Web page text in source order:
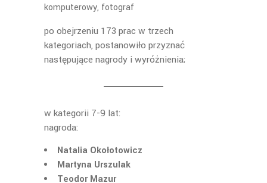
komputerowy, fotograf
po obejrzeniu 173 prac w trzech
kategoriach, postanowiło przyznać
następujące nagrody i wyróżnienia;
w kategorii 7-9 lat:
nagroda:
Natalia Okołotowicz
Martyna Urszulak
Teodor Mazur